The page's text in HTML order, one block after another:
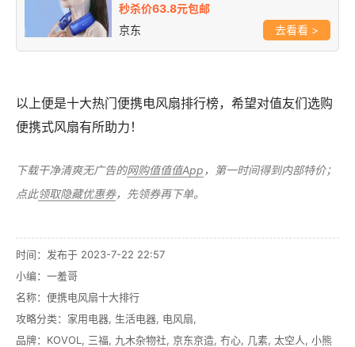
秒杀价63.8元包邮
京东
>
以上便是十大热门便携电风扇排行榜，希望对值友们选购
便携式风扇有所助力！
下载干净清爽无广告的网购值值值App ，第一时间得到内部特价；
点此领取隐藏优惠券，先领券再下单。
时间：发布于 2023-7-22 22:57
小编：一羞哥
名称： 便携电风扇十大排行
攻略分类： 家用电器, 生活电器, 电风扇,
品牌： KOVOL , 三福, 九木杂物社, 京东京造, 冇心, 几素, 太空人, 小熊